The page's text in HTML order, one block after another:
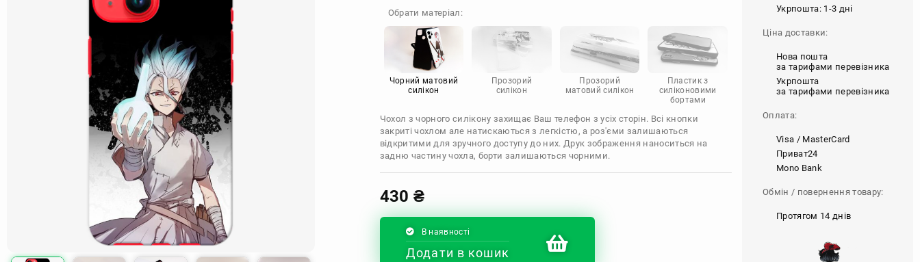
Samsung
Apple
Oppo
Realme
OnePlus
Google
Doogee
Motorola
Обрати матеріал:
Чорний матовий
силікон
Прозорий
силікон
Прозорий
матовий силікон
Пластик з
силіконовими
бортами
Чохол з чорного силікону захищає Ваш телефон з усіх сторін. Всі кнопки
закриті чохлом але натискаються з легкістю, а роз'єми залишаються
відкритими для зручного доступу до них. Друк зображення наноситься на
задню частину чохла, борти залишаються чорними.
430 ₴
В наявності
Додати в кошик
Укрпошта: 1-3 дні
Ціна доставки:
Нова пошта
за тарифами перевізника
Укрпошта
за тарифами перевізника
Оплата:
Visa / MasterCard
Приват24
Mono Bank
Обмін / повернення товару:
Протягом 14 днів